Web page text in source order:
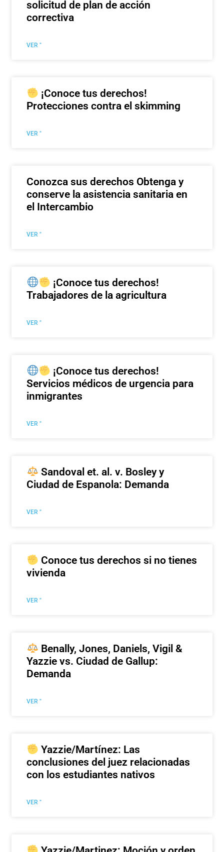
solicitud de plan de acción
correctiva
VER "
¡Conoce tus derechos!
Protecciones contra el skimming
VER "
Conozca sus derechos Obtenga y
conserve la asistencia sanitaria en
el Intercambio
VER "
¡Conoce tus derechos!
Trabajadores de la agricultura
VER "
¡Conoce tus derechos!
Servicios médicos de urgencia para
inmigrantes
VER "
Sandoval et. al. v. Bosley y
Ciudad de Espanola: Demanda
VER "
Conoce tus derechos si no tienes
vivienda
VER "
Benally, Jones, Daniels, Vigil &
Yazzie vs. Ciudad de Gallup:
Demanda
VER "
Yazzie/Martínez: Las
conclusiones del juez relacionadas
con los estudiantes nativos
VER "